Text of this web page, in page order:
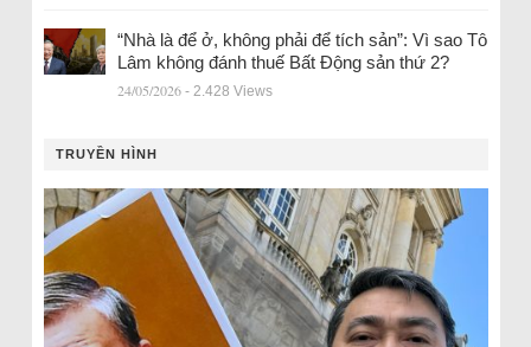
“Nhà là để ở, không phải để tích sản”: Vì sao Tô
Lâm không đánh thuế Bất Động sản thứ 2?
24/05/2026 - 2.428 Views
TRUYỀN HÌNH